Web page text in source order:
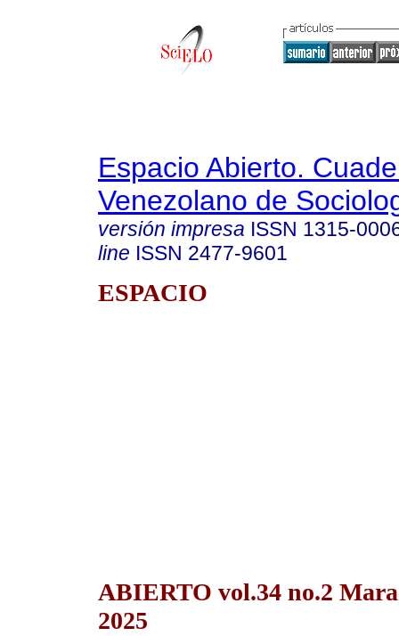
Espacio Abierto.
Venezolano de
versión impresa ISSN 1315-
line ISSN 2477-9601
ESPACIO
ABIERTO vol.34 no.2
2025